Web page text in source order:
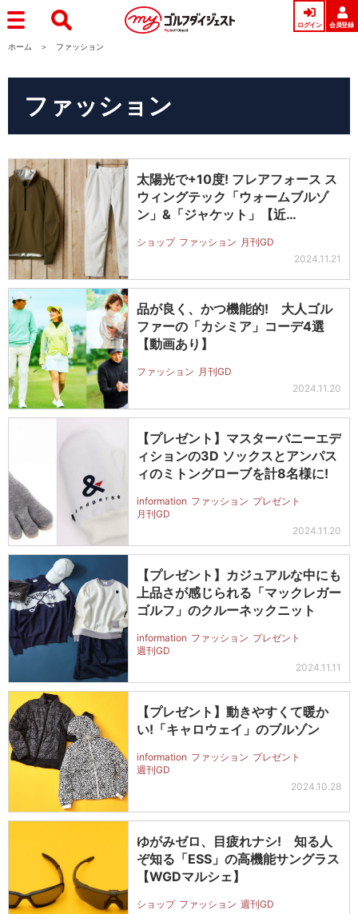
ログイン 会員登録
ホーム ファッション
ファッション
太陽光で+10度! フレアフォース ス
ウィングテック「ウォームブルゾ
ン」&「ジャケット」【近…
ショップ ファッション 月刊GD
2024.11.21
品が良く、かつ機能的! 大人ゴル
ファーの「カシミア」コーデ4選
【動画あり】
ファッション 月刊GD
2024.11.20
【プレゼント】マスターバニーエデ
ィションの3D ソックスとアンパス
ィのミトングローブを計8名様に!
information ファッション プレゼント
月刊GD
2024.11.20
【プレゼント】カジュアルな中にも
上品さが感じられる「マックレガー
ゴルフ」のクルーネックニット
information ファッション プレゼント
週刊GD
2024.11.11
【プレゼント】動きやすくて暖か
い!「キャロウェイ」のブルゾン
information ファッション プレゼント
週刊GD
2024.10.28
ゆがみゼロ、目疲れナシ! 知る人
ぞ知る「ESS」の高機能サングラス
【WGDマルシェ】
ショップ ファッション 週刊GD